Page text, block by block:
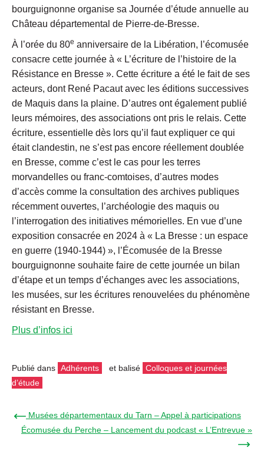
bourguignonne organise sa Journée d’étude annuelle au
Château départemental de Pierre-de-Bresse.
À l’orée du 80e anniversaire de la Libération, l’écomusée
consacre cette journée à « L’écriture de l’histoire de la
Résistance en Bresse ». Cette écriture a été le fait de ses
acteurs, dont René Pacaut avec les éditions successives
de Maquis dans la plaine. D’autres ont également publié
leurs mémoires, des associations ont pris le relais. Cette
écriture, essentielle dès lors qu’il faut expliquer ce qui
était clandestin, ne s’est pas encore réellement doublée
en Bresse, comme c’est le cas pour les terres
morvandelles ou franc-comtoises, d’autres modes
d’accès comme la consultation des archives publiques
récemment ouvertes, l’archéologie des maquis ou
l’interrogation des initiatives mémorielles. En vue d’une
exposition consacrée en 2024 à « La Bresse : un espace
en guerre (1940-1944) », l’Écomusée de la Bresse
bourguignonne souhaite faire de cette journée un bilan
d’étape et un temps d’échanges avec les associations,
les musées, sur les écritures renouvelées du phénomène
résistant en Bresse.
Plus d’infos ici
Publié dans Adhérents et balisé Colloques et journées
d’étude
← Musées départementaux du Tarn – Appel à participations
Écomusée du Perche – Lancement du podcast « L’Entrevue »
→